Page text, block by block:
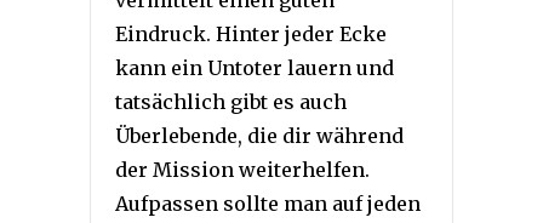
Eindruck. Hinter jeder Ecke
kann ein Untoter lauern und
tatsächlich gibt es auch
Überlebende, die dir während
der Mission weiterhelfen.
Aufpassen sollte man auf jeden